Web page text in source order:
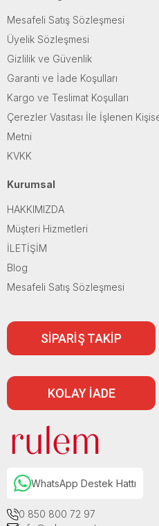
Mesafeli Satış Sözleşmesi
Üyelik Sözleşmesi
Gizlilik ve Güvenlik
Garanti ve İade Koşulları
Kargo ve Teslimat Koşulları
Çerezler Vasıtası İle İşlenen
Metni
KVKK
Kurumsal
HAKKIMIZDA
Müşteri Hizmetleri
İLETİŞİM
Blog
Mesafeli Satış Sözleşmesi
SİPARİŞ TAKİP
KOLAY İADE
WhatsApp Destek Hattı
0 850 800 72 97